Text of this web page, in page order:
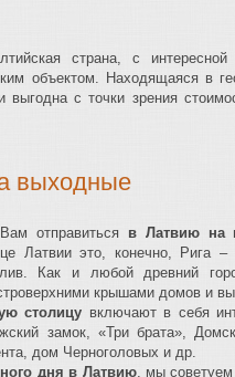
страна, с
объектом. Находящаяся в
выгодна с точки зрения
выходные
отправиться в Латвию на
Латвии это, конечно, Рига
Как и любой древний
крышами домов и
столицу включают в себя
замок, «Три брата»,
дом Черноголовых и др.
дня в Латвию, мы